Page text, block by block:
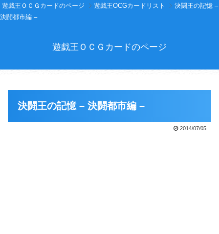
遊戯王ＯＣＧカードのページ 遊戯王OCGカードリスト
決闘王の記憶 –
決闘都市編 –
遊戯王ＯＣＧカードのページ
決闘王の記憶 – 決闘都市編 –
2014/07/05